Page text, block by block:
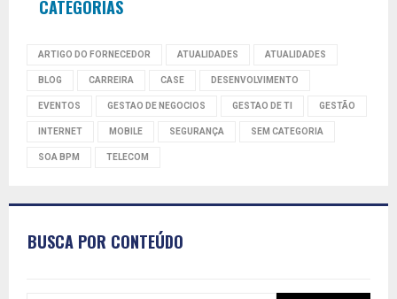
CATEGORIAS
ARTIGO DO FORNECEDOR ATUALIDADES ATUALIDADES
BLOG CARREIRA CASE DESENVOLVIMENTO
EVENTOS GESTAO DE NEGOCIOS GESTAO DE TI GESTÃO
INTERNET MOBILE SEGURANÇA SEM CATEGORIA
SOA BPM TELECOM
BUSCA POR CONTEÚDO